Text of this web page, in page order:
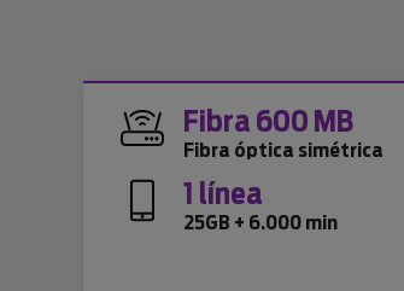
Fibra 600 MB
Fibra óptica simétrica
1 línea
25GB + 6.000 min